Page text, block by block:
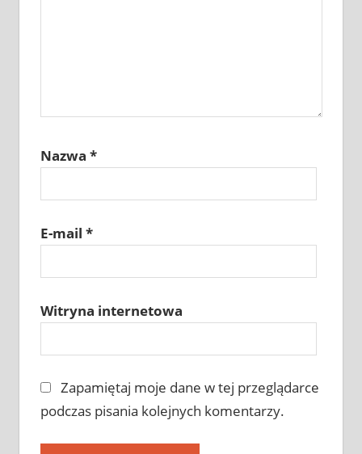
Nazwa *
E-mail *
Witryna internetowa
Zapamiętaj moje dane w tej przeglądarce
podczas pisania kolejnych komentarzy.